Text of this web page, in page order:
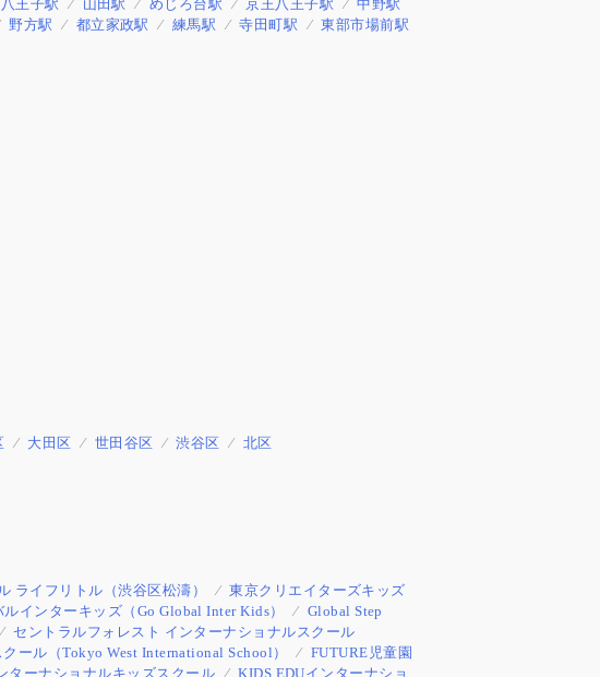
王子駅 山田駅 めじろ台駅 京王八王子駅
中野駅
野方駅 都立家政駅 練馬駅 寺田町駅
東部市場前駅
大田区 世田谷区 渋谷区 北区
ライフリトル（渋谷区松濤）
東京クリエイターズキッズ
インターキッズ（Go Global Inter Kids）
Global Step
セントラルフォレスト インターナショナルスクール
ール（Tokyo West International School）
FUTURE児童園
ターナショナルキッズスクール
KIDS EDUインターナショ